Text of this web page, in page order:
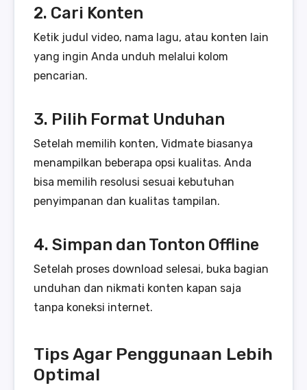
2. Cari Konten
Ketik judul video, nama lagu, atau konten lain
yang ingin Anda unduh melalui kolom
pencarian.
3. Pilih Format Unduhan
Setelah memilih konten, Vidmate biasanya
menampilkan beberapa opsi kualitas. Anda
bisa memilih resolusi sesuai kebutuhan
penyimpanan dan kualitas tampilan.
4. Simpan dan Tonton Offline
Setelah proses download selesai, buka bagian
unduhan dan nikmati konten kapan saja
tanpa koneksi internet.
Tips Agar Penggunaan Lebih
Optimal